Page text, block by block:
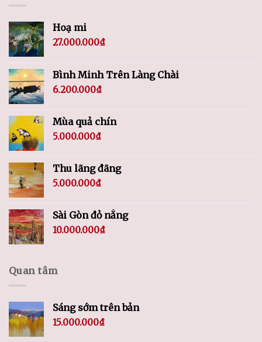
Hoạ mi
27.000.000₫
Bình Minh Trên Làng Chài
6.200.000₫
Mùa quả chín
5.000.000₫
Thu lãng đãng
5.000.000₫
Sài Gòn đỏ nắng
10.000.000₫
Quan tâm
Sáng sớm trên bản
15.000.000₫